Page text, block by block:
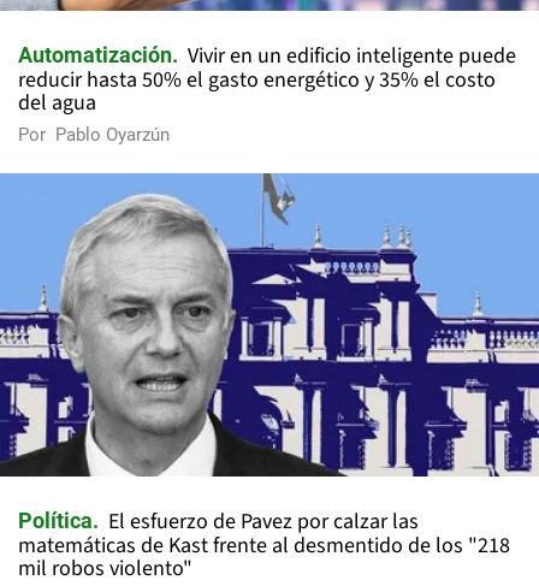
Automatización
Vivir en un edificio inteligente puede
reducir hasta 50% el gasto energético y 35% el costo
del agua
Por Pablo Oyarzún
Política
El esfuerzo de Pavez por calzar las
matemáticas de Kast frente al desmentido de los "218
mil robos violento"